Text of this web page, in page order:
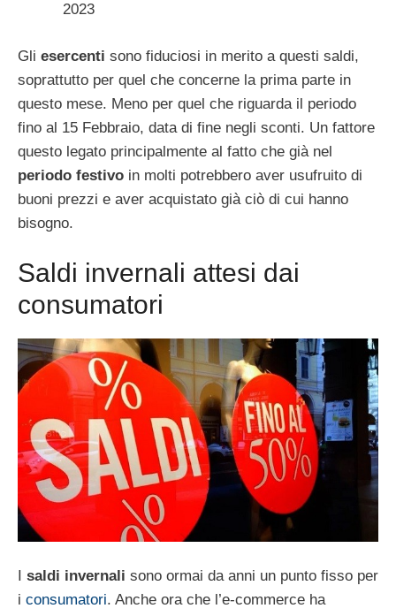
2023
Gli esercenti sono fiduciosi in merito a questi saldi,
soprattutto per quel che concerne la prima parte in
questo mese. Meno per quel che riguarda il periodo
fino al 15 Febbraio, data di fine negli sconti. Un fattore
questo legato principalmente al fatto che già nel
periodo festivo in molti potrebbero aver usufruito di
buoni prezzi e aver acquistato già ciò di cui hanno
bisogno.
Saldi invernali attesi dai
consumatori
I saldi invernali sono ormai da anni un punto fisso per
i consumatori. Anche ora che l’e-commerce ha